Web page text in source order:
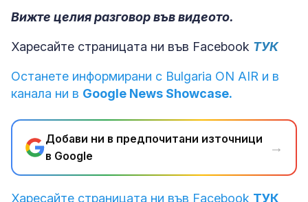
Вижте целия разговор във видеото.
Харесайте страницата ни във Facebook ТУК
Останете информирани с Bulgaria ON AIR и в
канала ни в Google News Showcase.
Добави ни в предпочитани източници
в Google
→
Харесайте страницата ни във Facebook ТУК